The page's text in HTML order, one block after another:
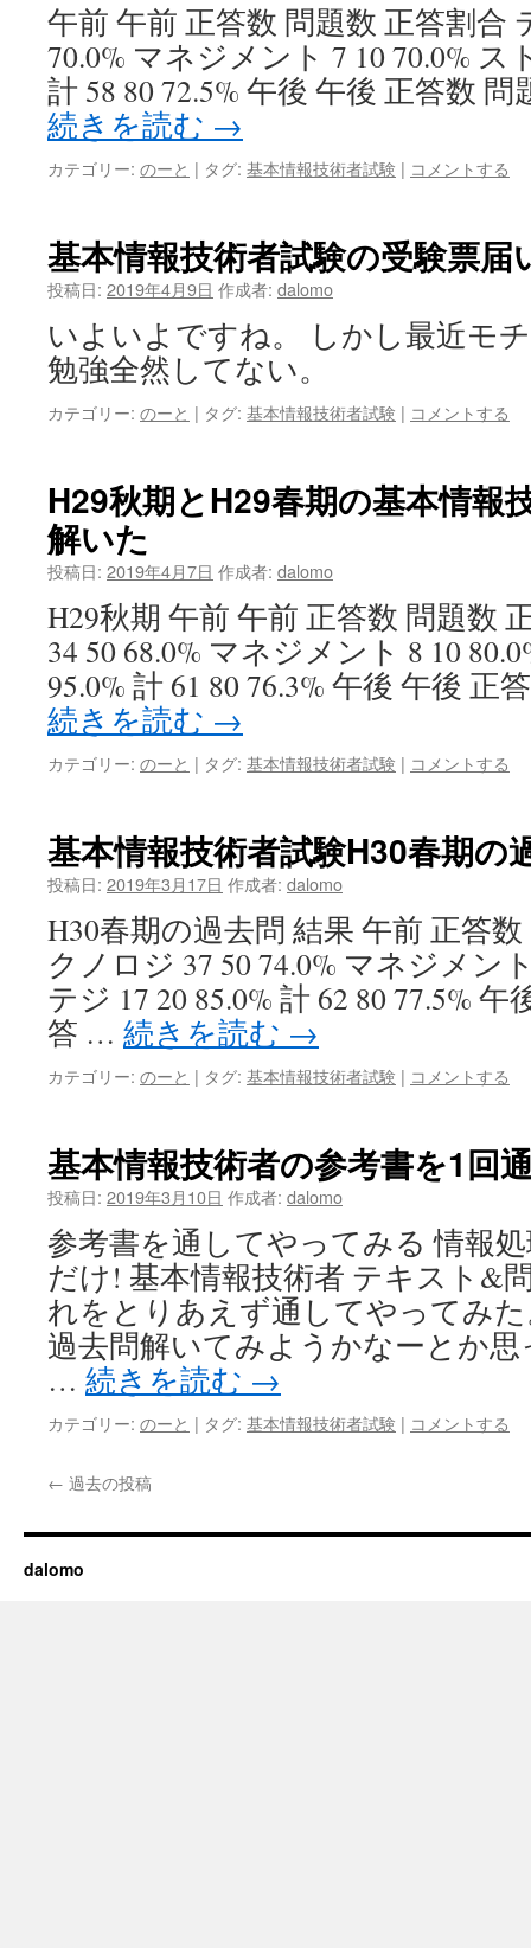
午前 午前 正答数 問題数 正答割合
70.0% マネジメント 7 10 70.0% ス
計 58 80 72.5% 午後 午後 正答数
続きを読む →
カテゴリー: のーと | タグ: 基本情報技術者試験 | コメントする
基本情報技術者試験の受験票届
投稿日: 2019年4月9日 作成者: dalomo
いよいよですね。 しかし最近モ
勉強全然してない。
カテゴリー: のーと | タグ: 基本情報技術者試験 | コメントする
H29秋期とH29春期の基本情報
解いた
投稿日: 2019年4月7日 作成者: dalomo
H29秋期 午前 午前 正答数 問題数
34 50 68.0% マネジメント 8 10
95.0% 計 61 80 76.3% 午後 午後
続きを読む →
カテゴリー: のーと | タグ: 基本情報技術者試験 | コメントする
基本情報技術者試験H30春期の
投稿日: 2019年3月17日 作成者: dalomo
H30春期の過去問 結果 午前 正答
クノロジ 37 50 74.0% マネジメン
テジ 17 20 85.0% 計 62 80 77.5%
答 … 続きを読む →
カテゴリー: のーと | タグ: 基本情報技術者試験 | コメントする
基本情報技術者の参考書を1回
投稿日: 2019年3月10日 作成者: dalomo
参考書を通してやってみる 情報
だけ! 基本情報技術者 テキスト&
れをとりあえず通してやってみ
過去問解いてみようかなーとか
… 続きを読む →
カテゴリー: のーと | タグ: 基本情報技術者試験 | コメントする
← 過去の投稿
dalomo